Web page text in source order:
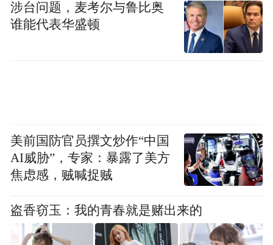
涉台问题，麦考尔与鲁比奥
谁能代表华盛顿
美前国防官员撰文炒作“中国
AI威胁”，专家：暴露了美方
焦虑感，贼喊捉贼
盗香窃玉：我的青春就是赌出来的